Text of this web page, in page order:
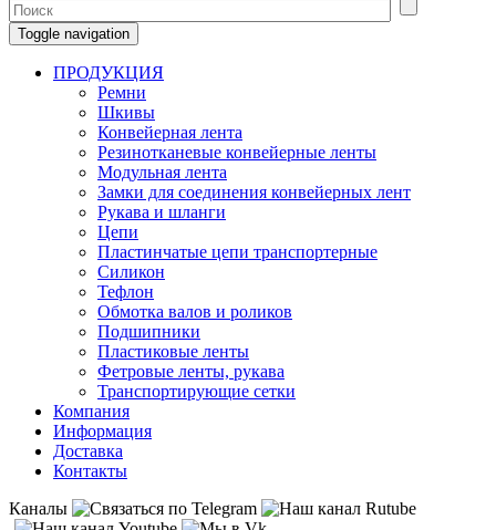
Toggle navigation
ПРОДУКЦИЯ
Ремни
Шкивы
Конвейерная лента
Резинотканевые конвейерные ленты
Модульная лента
Замки для соединения конвейерных лент
Рукава и шланги
Цепи
Пластинчатые цепи транспортерные
Силикон
Тефлон
Обмотка валов и роликов
Подшипники
Пластиковые ленты
Фетровые ленты, рукава
Транспортирующие сетки
Компания
Информация
Доставка
Контакты
Каналы